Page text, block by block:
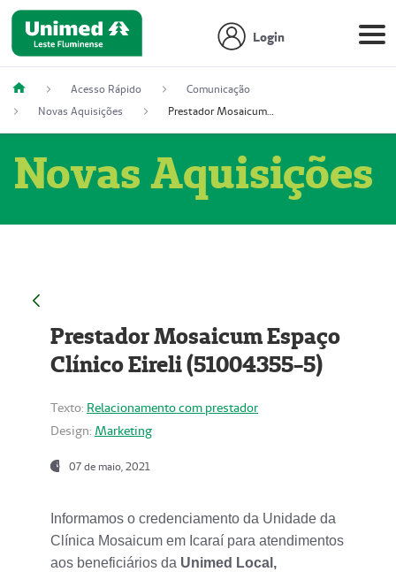
Login
Acesso Rápido
Comunicação
Novas Aquisições
Prestador Mosaicum Espaço Clínico Eireli (51004355-5)
Novas Aquisições
Prestador Mosaicum Espaço
Clínico Eireli (51004355-5)
Texto: Relacionamento com prestador
Design: Marketing
07 de maio, 2021
Informamos o credenciamento da Unidade da
Clínica Mosaicum em Icaraí para atendimentos
aos beneficiários da Unimed Local,